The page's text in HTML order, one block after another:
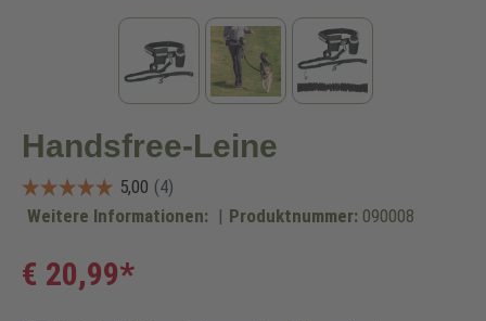
Handsfree-Leine
Weitere Informationen: | Produktnummer: 090008
€ 20,99*